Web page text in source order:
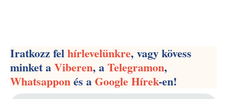
Iratkozz felhírlevelünkre, vagy kövess
minket aViberen, aTelegramon,
Whatsapponés aGoogle Hírek-en!